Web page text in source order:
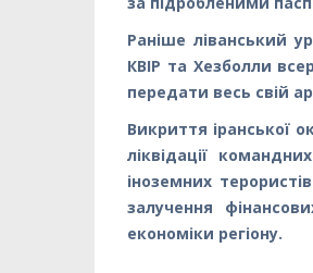
Раніше ліванський
КВІР та Хезболли
передати весь свій
Викриття іранської
ліквідації
іноземних
залучення
економіки регіону.